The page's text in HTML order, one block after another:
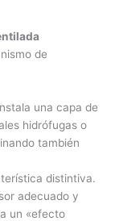
de
una capa de
hidrófugas o
también
distintiva.
adecuado y
un «efecto